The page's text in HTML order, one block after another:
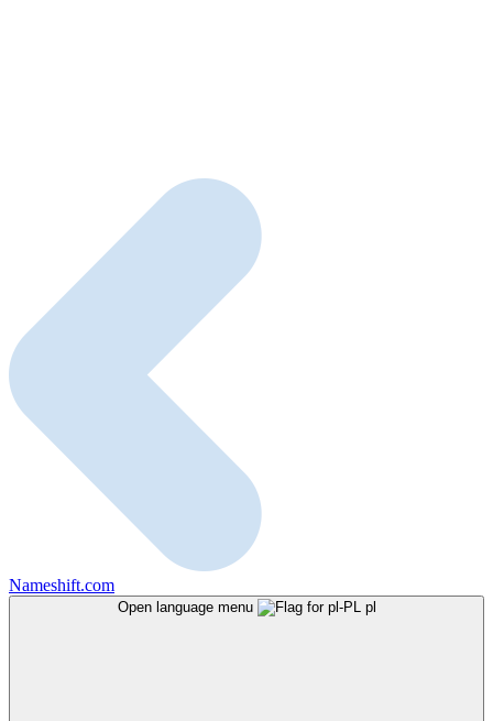
Nameshift.com
Open language menu pl